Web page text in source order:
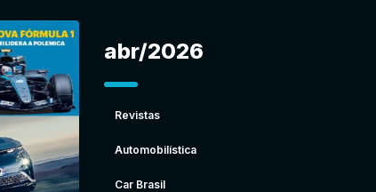
abr/2026
Revistas
Automobilística
Car Brasil